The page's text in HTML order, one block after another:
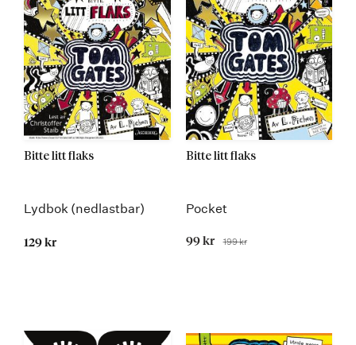
Bitte litt flaks
Lydbok (nedlastbar)
129 kr
Bitte litt flaks
Pocket
Tilbudspris
99 kr Før
199 kr